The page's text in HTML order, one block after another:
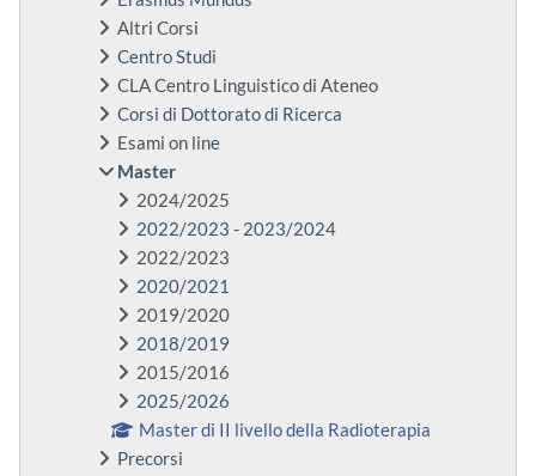
Altri Corsi
Centro Studi
CLA Centro Linguistico di Ateneo
Corsi di Dottorato di Ricerca
Esami on line
Master
2024/2025
2022/2023 - 2023/2024
2022/2023
2020/2021
2019/2020
2018/2019
2015/2016
2025/2026
Master di II livello della Radioterapia
Precorsi